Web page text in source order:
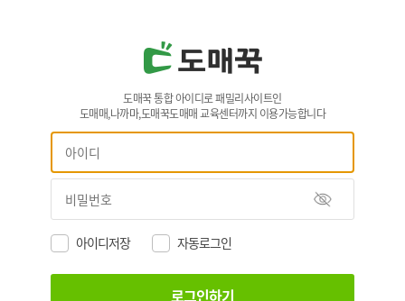
도매꾹 통합 아이디로 패밀리사이트인
도매매,나까마,도매꾹도매매 교육센터까지 이용가능합니다
아이디저장 자동로그인